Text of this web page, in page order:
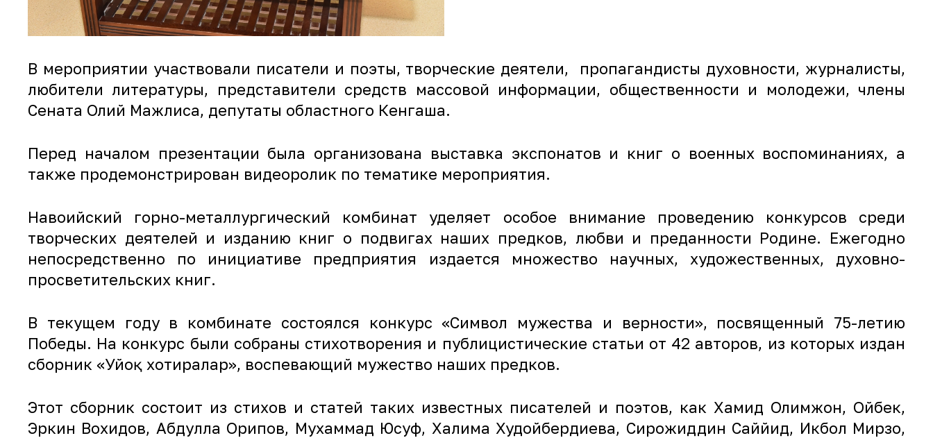
В мероприятии участвовали писатели и поэты, творческие деятели, пропагандисты духовности, журналисты,
любители литературы, представители средств массовой информации, общественности и молодежи, члены
Сената Олий Мажлиса, депутаты областного Кенгаша.
Перед началом презентации была организована выставка экспонатов и книг о военных воспоминаниях, а
также продемонстрирован видеоролик по тематике мероприятия.
Навоийский горно-металлургический комбинат уделяет особое внимание проведению конкурсов среди
творческих деятелей и изданию книг о подвигах наших предков, любви и преданности Родине. Ежегодно
непосредственно по инициативе предприятия издается множество научных, художественных, духовно-
просветительских книг.
В текущем году в комбинате состоялся конкурс «Символ мужества и верности», посвященный 75-летию
Победы. На конкурс были собраны стихотворения и публицистические статьи от 42 авторов, из которых издан
сборник «Уйғоқ хотиралар», воспевающий мужество наших предков.
Этот сборник состоит из стихов и статей таких известных писателей и поэтов, как Хамид Олимжон, Ойбек,
Эркин Вохидов, Абдулла Орипов, Мухаммад Юсуф, Халима Худойбердиева, Сирожиддин Саййид, Икбол Мирзо,